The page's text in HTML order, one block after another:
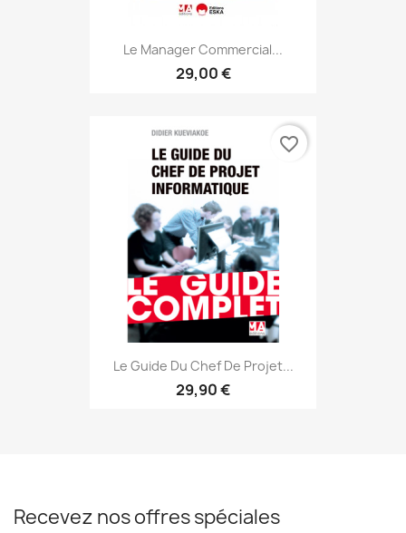
Le Manager Commercial...
29,00 €
Le Guide Du Chef De Projet...
29,90 €
favorite_border
Recevez nos offres spéciales